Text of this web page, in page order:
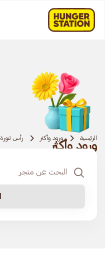
الرئيسية ورود وأكثر رأس تنورة
ورود وأكثر